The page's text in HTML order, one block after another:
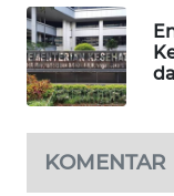
KOMENTAR
PERSONA
WAHANA
OTOMOTIF
WAHANA
HEALTH